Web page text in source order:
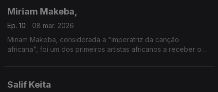
Miriam Makeba,
Ep. 10
08 mar. 2026
Miriam Makeba, considerada a "imperatriz da canção
africana", foi um dos primeiros artistas africanos a receber o
Salif Keita